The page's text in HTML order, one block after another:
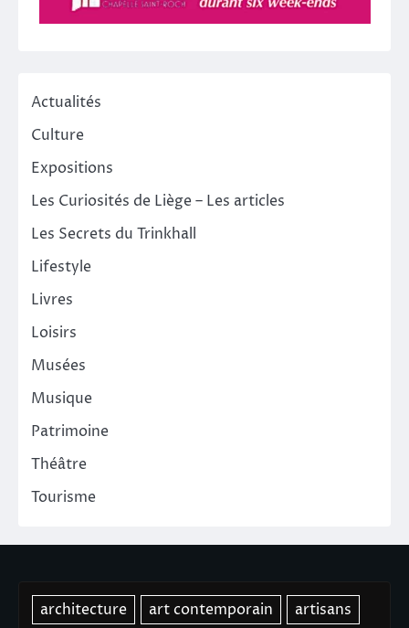
Actualités
Culture
Expositions
Les Curiosités de Liège – Les articles
Les Secrets du Trinkhall
Lifestyle
Livres
Loisirs
Musées
Musique
Patrimoine
Théâtre
Tourisme